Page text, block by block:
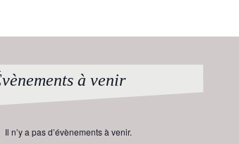
à venir
Il n’y a pas d’évènements à venir.